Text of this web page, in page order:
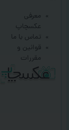
معرفی
عکسچاپ
تماس با ما
قوانین و
مقررات